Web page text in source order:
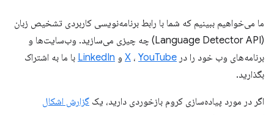
ما می‌خواهیم ببینیم که شما با رابط برنامه‌نویسی کاربردی تشخیص زبان
(Language Detector API) چه چیزی می‌سازید. وب‌سایت‌ها و
برنامه‌های وب خود را در
X ، YouTube و LinkedIn با ما به اشتراک
بگذارید.
اگر در مورد پیاده‌سازی کروم بازخوردی دارید، یک گزارش اشکال